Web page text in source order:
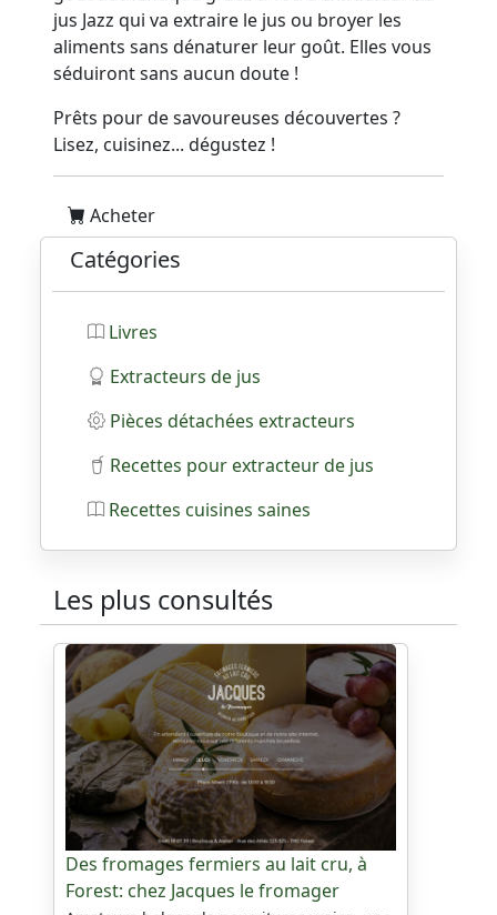
jus Jazz qui va extraire le jus ou broyer les
aliments sans dénaturer leur goût. Elles vous
séduiront sans aucun doute !
Prêts pour de savoureuses découvertes ?
Lisez, cuisinez... dégustez !
Acheter
Catégories
Livres
Extracteurs de jus
Pièces détachées extracteurs
Recettes pour extracteur de jus
Recettes cuisines saines
Les plus consultés
Des fromages fermiers au lait cru, à
Forest: chez Jacques le fromager